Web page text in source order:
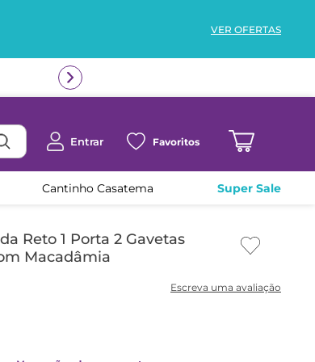
VER OFERTAS
Entrar Favoritos
Cantinho Casatema Super Sale
Reto 1 Porta 2 Gavetas
Macadâmia